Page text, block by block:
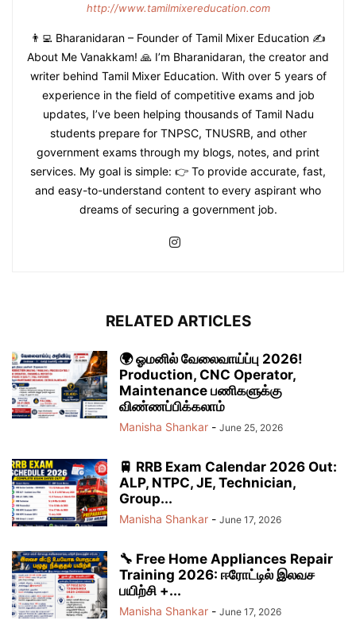
http://www.tamilmixereducation.com
👨‍💻 Bharanidaran – Founder of Tamil Mixer Education ✍️
About Me Vanakkam! 🙏 I’m Bharanidaran, the creator and
writer behind Tamil Mixer Education. With over 5 years of
experience in the field of competitive exams and job
updates, I’ve been helping thousands of Tamil Nadu
students prepare for TNPSC, TNUSRB, and other
government exams through my blogs, notes, and print
services. My goal is simple: 👉 To provide accurate, fast,
and easy-to-understand content to every aspirant who
dreams of securing a government job.
RELATED ARTICLES
🌍 ஓமனில் வேலைவாய்ப்பு 2026!
Production, CNC Operator,
Maintenance பணிகளுக்கு
விண்ணப்பிக்கலாம்
Manisha Shankar - June 25, 2026
🚆 RRB Exam Calendar 2026 Out:
ALP, NTPC, JE, Technician,
Group...
Manisha Shankar - June 17, 2026
🔧 Free Home Appliances Repair
Training 2026: ஈரோட்டில் இலவச
பயிற்சி +...
Manisha Shankar - June 17, 2026